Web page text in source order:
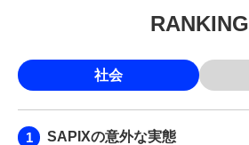
RANKING
社会
SAPIXの意外な実態